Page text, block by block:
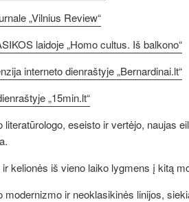
„Vilnius Review“
laidoje „Homo cultus. Iš balkono“
interneto dienraštyje „Bernardinai.lt“
„15min.lt“
eseisto ir vertėjo, naujas
kelionės iš vieno laiko lygmens į kitą
modernizmo ir neoklasikinės linijos,